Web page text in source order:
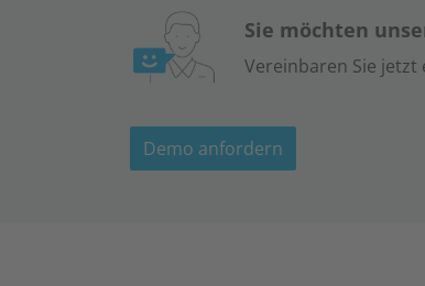
Sie möchten
Vereinbaren Sie
Demo anfordern